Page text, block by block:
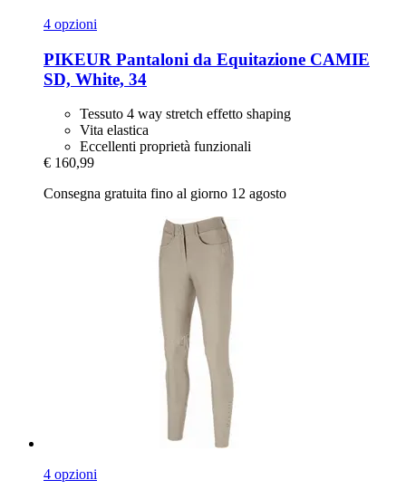
4 opzioni
PIKEUR Pantaloni da Equitazione CAMIE
SD, White, 34
Tessuto 4 way stretch effetto shaping
Vita elastica
Eccellenti proprietà funzionali
€ 160,99
Consegna gratuita fino al giorno 12 agosto
4 opzioni